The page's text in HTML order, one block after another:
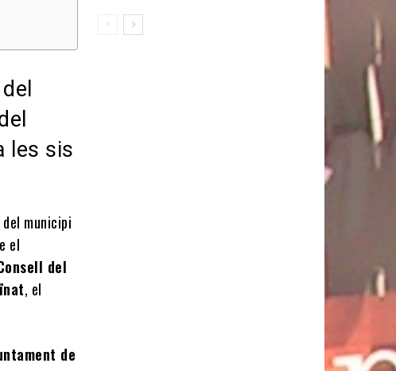
les sis
del municipi
el
del
, el
de